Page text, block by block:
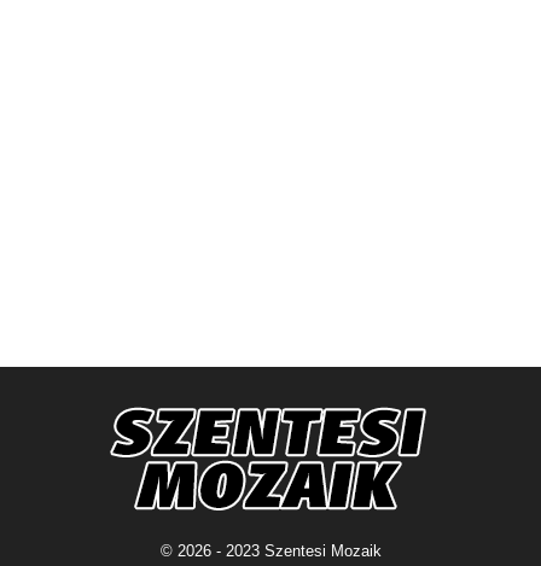
© 2026 - 2023 Szentesi Mozaik